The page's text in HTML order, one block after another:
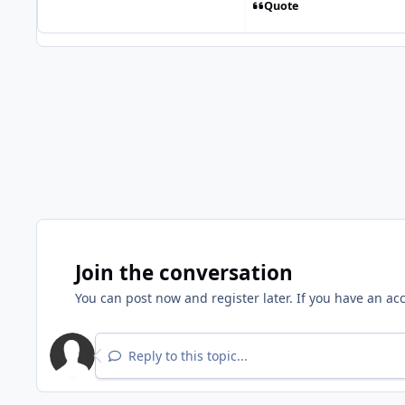
Quote
Join the conversation
You can post now and register later. If you have an
Reply to this topic...